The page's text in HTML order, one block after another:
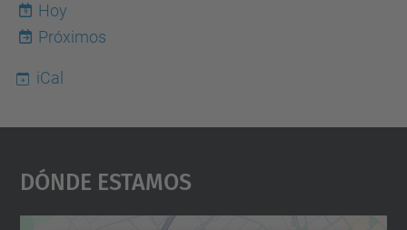
9
Hoy
Próximos
iCal
Dónde Estamos